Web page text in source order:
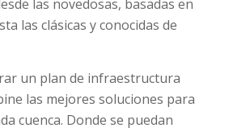
las novedosas, basadas en
las clásicas y conocidas de
un plan de infraestructura
las mejores soluciones para
cuenca. Donde se puedan